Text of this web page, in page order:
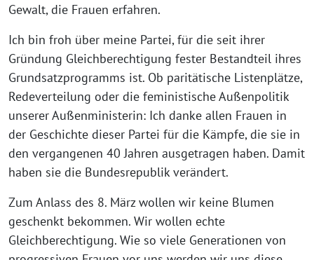
Gewalt, die Frauen erfahren.
Ich bin froh über meine Partei, für die seit ihrer
Gründung Gleichberechtigung fester Bestandteil ihres
Grundsatzprogramms ist. Ob paritätische Listenplätze,
Redeverteilung oder die feministische Außenpolitik
unserer Außenministerin: Ich danke allen Frauen in
der Geschichte dieser Partei für die Kämpfe, die sie in
den vergangenen 40 Jahren ausgetragen haben. Damit
haben sie die Bundesrepublik verändert.
Zum Anlass des 8. März wollen wir keine Blumen
geschenkt bekommen. Wir wollen echte
Gleichberechtigung. Wie so viele Generationen von